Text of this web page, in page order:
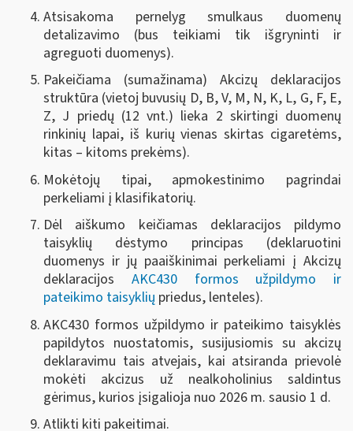
Atsisakoma pernelyg smulkaus duomenų
detalizavimo (bus teikiami tik išgryninti ir
agreguoti duomenys).
Pakeičiama (sumažinama) Akcizų deklaracijos
struktūra (vietoj buvusių D, B, V, M, N, K, L, G, F, E,
Z, J priedų (12 vnt.) lieka 2 skirtingi duomenų
rinkinių lapai, iš kurių vienas skirtas cigaretėms,
kitas – kitoms prekėms).
Mokėtojų tipai, apmokestinimo pagrindai
perkeliami į klasifikatorių.
Dėl aiškumo keičiamas deklaracijos pildymo
taisyklių dėstymo principas (deklaruotini
duomenys ir jų paaiškinimai perkeliami į Akcizų
deklaracijos AKC430 formos užpildymo ir
pateikimo taisyklių priedus, lenteles).
AKC430 formos užpildymo ir pateikimo taisyklės
papildytos nuostatomis, susijusiomis su akcizų
deklaravimu tais atvejais, kai atsiranda prievolė
mokėti akcizus už nealkoholinius saldintus
gėrimus, kurios įsigalioja nuo 2026 m. sausio 1 d.
Atlikti kiti pakeitimai.